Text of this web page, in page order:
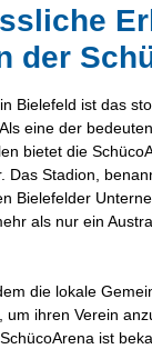
der
Bielefeld ist das
eine der
bietet die
Das Stadion,
Bielefelder
als nur ein
die lokale
um ihren Verein
ist